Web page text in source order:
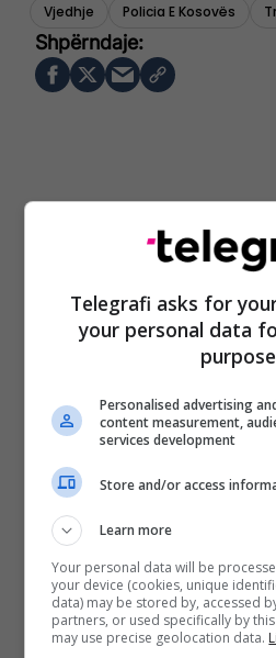
Vjedhje Policia E Kosovës
Telegrafi asks for
your personal data
Personalised advertising
content measurement,
services development
Store and/or access
Learn more
Your personal data will be
your device (cookies, unique
data) may be stored by, accessed
partners, or used specifically by
may use precise geolocation data.